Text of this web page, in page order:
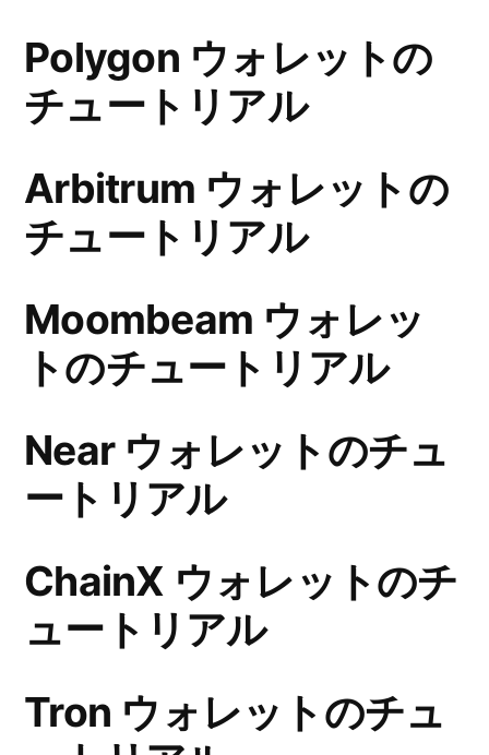
Polygon ウォレットの
チュートリアル
Arbitrum ウォレットの
チュートリアル
Moombeam ウォレッ
トのチュートリアル
Near ウォレットのチュ
ートリアル
ChainX ウォレットのチ
ュートリアル
Tron ウォレットのチュ